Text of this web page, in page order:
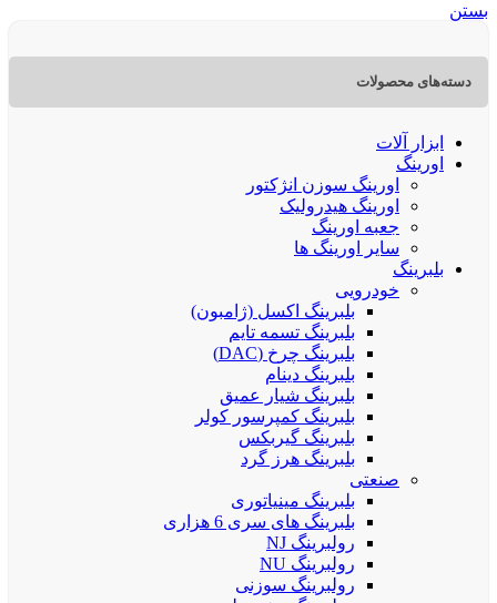
بستن
دسته‌های محصولات
ابزار آلات
اورینگ
اورینگ سوزن انژکتور
اورینگ هیدرولیک
جعبه اورینگ
سایر اورینگ ها
بلبرینگ
خودرویی
بلبرینگ اکسل (ژامبون)
بلبرینگ تسمه تایم
بلبرینگ چرخ (DAC)
بلبرینگ دینام
بلبرینگ شیار عمیق
بلبرینگ کمپرسور کولر
بلبرینگ گیربکس
بلبرینگ هرز گرد
صنعتی
بلبرینگ مینیاتوری
بلبرینگ های سری 6 هزاری
رولبرینگ NJ
رولبرینگ NU
رولبرینگ سوزنی